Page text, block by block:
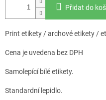
Přidat do
Print etikety / archové etikety /
Cena je uvedena bez DPH
Samolepící bílé etikety.
Standardní lepidlo.